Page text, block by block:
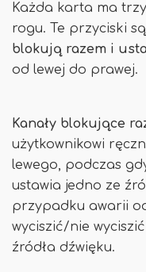
Każda karta ma
rogu. Te przyciski są
blokują razem i
od lewej do prawej.
Kanały blokujące
użytkownikowi
lewego, podczas
ustawia jedno ze
przypadku awarii
wyciszić/nie
źródła dźwięku.